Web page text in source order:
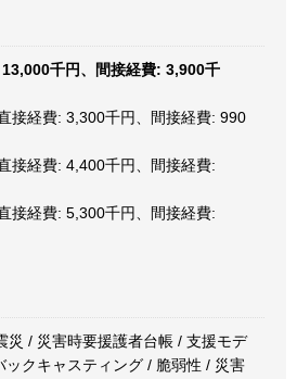
千円、間接経費: 3,900千
接経費: 3,300千円、間接経費: 990
接経費: 4,400千円、間接経費:
接経費: 5,300千円、間接経費:
災 / 災害時要援護者台帳 / 支援モデ
ックキャスティング / 脆弱性 / 災害